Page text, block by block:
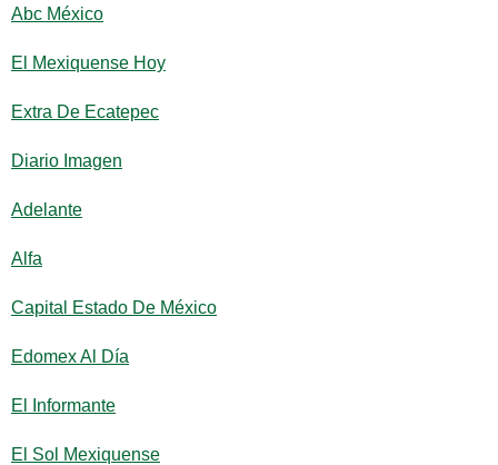
Abc México
El Mexiquense Hoy
Extra De Ecatepec
Diario Imagen
Adelante
Alfa
Capital Estado De México
Edomex Al Día
El Informante
El Sol Mexiquense